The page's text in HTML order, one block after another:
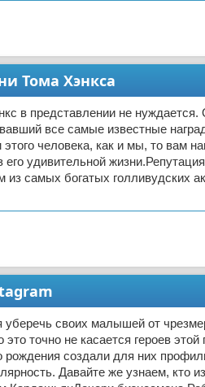
Тома Хэнкса
в представлении не
все самые известные
человека, как и мы, то вам
удивительной
из самых богатых голливудских
своих малышей от
точно не касается героев
рождения создали для них
Давайте же узнаем, кто